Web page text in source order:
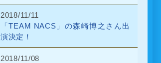
2018/11/11
「TEAM NACS」の森崎博之さん出
演決定！
2018/11/08